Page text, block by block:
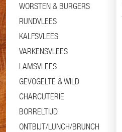
WORSTEN & BURGERS
RUNDVLEES
KALFSVLEES
VARKENSVLEES
LAMSVLEES
GEVOGELTE & WILD
CHARCUTERIE
BORRELTIJD
ONTBIJT/LUNCH/BRUNCH